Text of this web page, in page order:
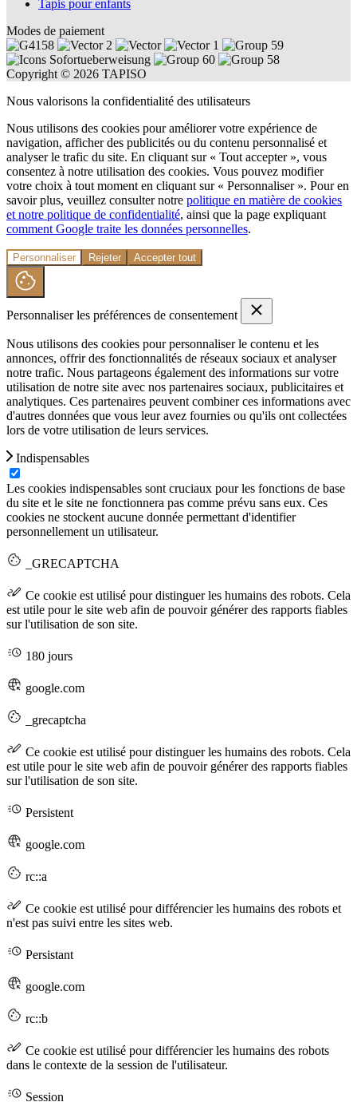
Tapis pour enfants
Modes de paiement
Copyright © 2026 TAPISO
Nous valorisons la confidentialité des utilisateurs
Nous utilisons des cookies pour améliorer votre expérience de
navigation, afficher des publicités ou du contenu personnalisé et
analyser le trafic du site. En cliquant sur « Tout accepter », vous
consentez à notre utilisation des cookies. Vous pouvez modifier
votre choix à tout moment en cliquant sur « Personnaliser ». Pour en
savoir plus, veuillez consulter notre politique en matière de cookies
et notre politique de confidentialité, ainsi que la page expliquant
comment Google traite les données personnelles.
Personnaliser Rejeter Accepter tout
Personnaliser les préférences de consentement
Nous utilisons des cookies pour personnaliser le contenu et les
annonces, offrir des fonctionnalités de réseaux sociaux et analyser
notre trafic. Nous partageons également des informations sur votre
utilisation de notre site avec nos partenaires sociaux, publicitaires et
analytiques. Ces partenaires peuvent combiner ces informations avec
d'autres données que vous leur avez fournies ou qu'ils ont collectées
lors de votre utilisation de leurs services.
Indispensables
Les cookies indispensables sont cruciaux pour les fonctions de base
du site et le site ne fonctionnera pas comme prévu sans eux. Ces
cookies ne stockent aucune donnée permettant d'identifier
personnellement un utilisateur.
_GRECAPTCHA
Ce cookie est utilisé pour distinguer les humains des robots. Cela
est utile pour le site web afin de pouvoir générer des rapports fiables
sur l'utilisation de son site.
180 jours
google.com
_grecaptcha
Ce cookie est utilisé pour distinguer les humains des robots. Cela
est utile pour le site web afin de pouvoir générer des rapports fiables
sur l'utilisation de son site.
Persistent
google.com
rc::a
Ce cookie est utilisé pour différencier les humains des robots et
n'est pas suivi entre les sites web.
Persistant
google.com
rc::b
Ce cookie est utilisé pour différencier les humains des robots
dans le contexte de la session de l'utilisateur.
Session